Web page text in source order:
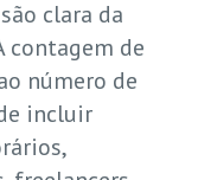
clara da
contagem de
número de
incluir